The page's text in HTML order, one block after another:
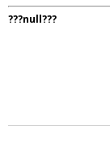
???null???